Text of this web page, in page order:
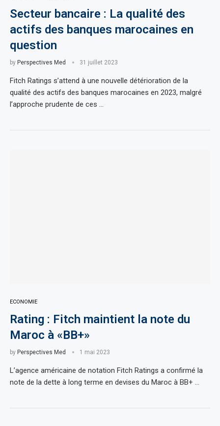
Secteur bancaire : La qualité des
actifs des banques marocaines en
question
by Perspectives Med 31 juillet 2023
Fitch Ratings s’attend à une nouvelle détérioration de la
qualité des actifs des banques marocaines en 2023, malgré
l’approche prudente de ces …
ECONOMIE
Rating : Fitch maintient la note du
Maroc à «BB+»
by Perspectives Med 1 mai 2023
L’agence américaine de notation Fitch Ratings a confirmé la
note de la dette à long terme en devises du Maroc à BB+ …